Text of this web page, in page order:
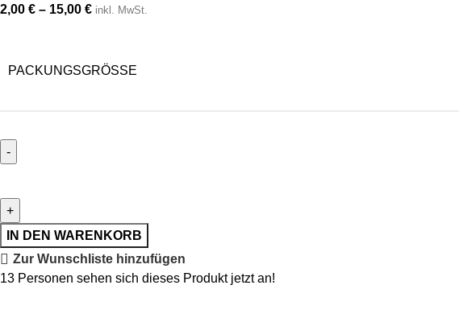
2,00 € – 15,00 € inkl. MwSt.
PACKUNGSGRÖSSE
IN DEN WARENKORB
Zur Wunschliste hinzufügen
13 Personen sehen sich dieses Produkt jetzt an!